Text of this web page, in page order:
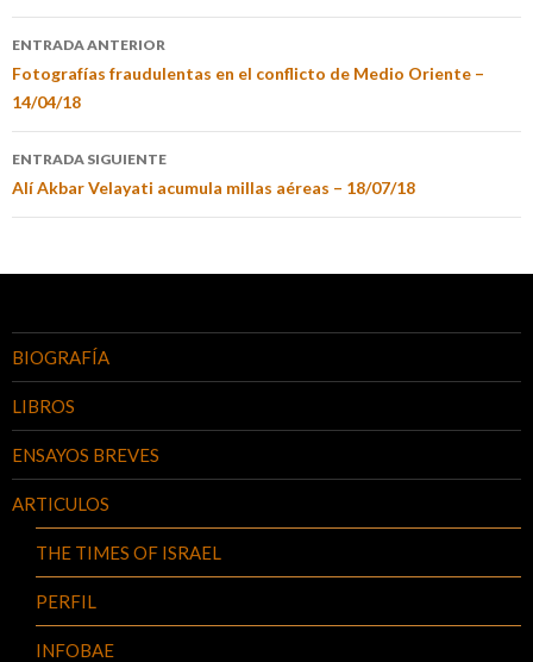
ENTRADA ANTERIOR
Fotografías fraudulentas en el conflicto de Medio Oriente –
14/04/18
ENTRADA SIGUIENTE
Alí Akbar Velayati acumula millas aéreas – 18/07/18
BIOGRAFÍA
LIBROS
ENSAYOS BREVES
ARTICULOS
THE TIMES OF ISRAEL
PERFIL
INFOBAE